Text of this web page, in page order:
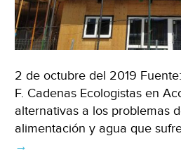
2 de octubre del 2019
F. Cadenas Ecologistas en
alternativas a los problemas
alimentación y agua que
→